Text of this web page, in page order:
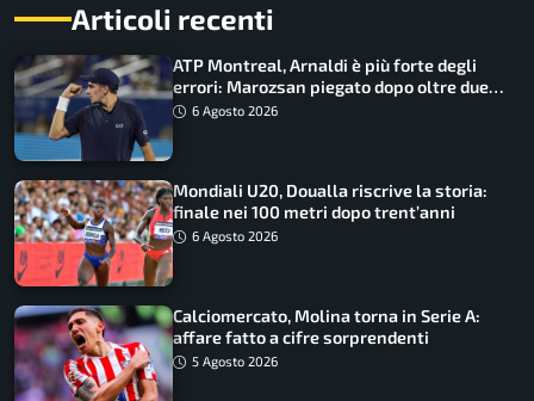
Articoli recenti
ATP Montreal, Arnaldi è più forte degli
errori: Marozsan piegato dopo oltre due
ore6 Agosto 2026
Mondiali U20, Doualla riscrive la storia:
finale nei 100 metri dopo trent’anni
6 Agosto 2026
Calciomercato, Molina torna in Serie A:
affare fatto a cifre sorprendenti
5 Agosto 2026